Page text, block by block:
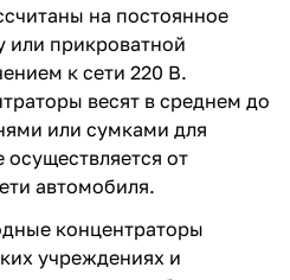
на постоянное
или прикроватной
к сети 220 В.
весят в среднем до
или сумками для
от
автомобиля.
концентраторы
учреждениях и